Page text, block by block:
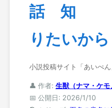
話 知
りたいから
小説投稿サイト「あいぺ
👤 作者: 生獣（ナマ・ケモ
📅 公開日: 2026/1/10